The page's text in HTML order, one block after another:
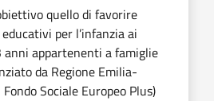
quello di favorire
per l’infanzia ai
appartenenti a famiglie
da Regione Emilia-
Sociale Europeo Plus)